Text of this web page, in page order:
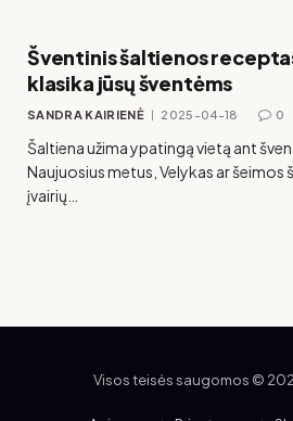
Šventinis šaltienos
klasika jūsų šventėms
SANDRA KAIRIENĖ 2025-04-18 0
Šaltiena užima ypatingą vietą ant
Naujuosius metus, Velykas ar šeimos
įvairių…
Visos teisės saugomos ©